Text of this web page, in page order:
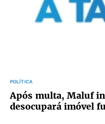
POLÍTICA
Após multa, Maluf
desocupará imóvel